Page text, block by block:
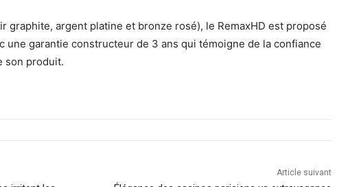
graphite, argent platine et bronze rosé), le RemaxHD est proposé
une garantie constructeur de 3 ans qui témoigne de la confiance
son produit.
Article suivant